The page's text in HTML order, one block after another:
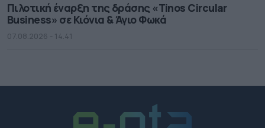
Πιλοτική έναρξη της δράσης «Tinos Circular
Business» σε Κιόνια & Άγιο Φωκά
07.08.2026 - 14.41